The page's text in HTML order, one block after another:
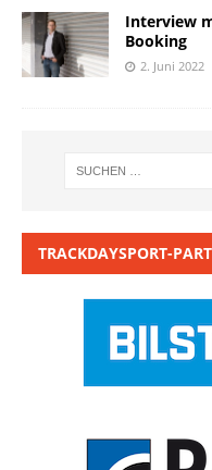
Interview
Booking
2. Juni 2022
TRACKDAYSPORT-